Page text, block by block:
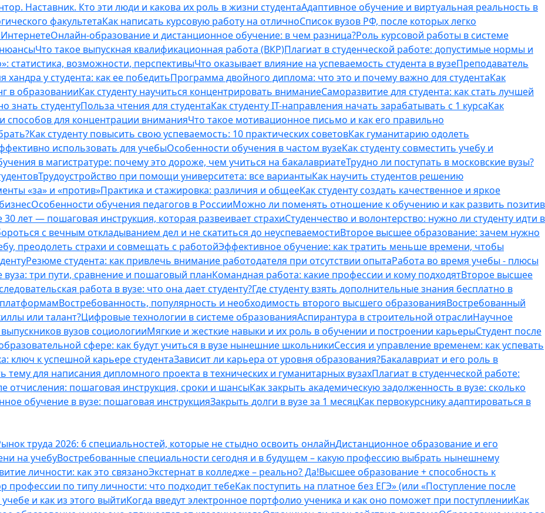
Наставник. Кто эти люди и какова их роль в жизни студентаАдаптивное обучение и виртуальная реальность в
факультетаКак написать курсовую работу на отличноСписок вузов РФ, после которых легко
Онлайн-образование и дистанционное обучение: в чем разница?Роль курсовой работы в системе
Что такое выпускная квалификационная работа (ВКР)Плагиат в студенческой работе: допустимые нормы и
статистика, возможности, перспективыЧто оказывает влияние на успеваемость студента в вузеПреподаватель
хандра у студента: как ее победитьПрограмма двойного диплома: что это и почему важно для студентаКак
в образованииКак студенту научиться концентрировать вниманиеСаморазвитие для студента: как стать лучшей
знать студентуПольза чтения для студентаКак студенту IT-направления начать зарабатывать с 1 курсаКак
способов для концентрации вниманияЧто такое мотивационное письмо и как его правильно
Как студенту повысить свою успеваемость: 10 практических советовКак гуманитарию одолеть
использовать для учебыОсобенности обучения в частом вузеКак студенту совместить учебу и
в магистратуре: почему это дороже, чем учиться на бакалавриатеТрудно ли поступать в московские вузы?
Трудоустройство при помощи университета: все вариантыКак научить студентов решению
«за» и «против»Практика и стажировка: различия и общееКак студенту создать качественное и яркое
Особенности обучения педагогов в РоссииМожно ли поменять отношение к обучению и как развить позитив
30 лет — пошаговая инструкция, которая развеивает страхиСтуденчество и волонтерство: нужно ли cтуденту идти в
с вечным откладыванием дел и не скатиться до неуспеваемостиВторое высшее образование: зачем нужно
преодолеть страхи и совмещать с работойЭффективное обучение: как тратить меньше времени, чтобы
Резюме студента: как привлечь внимание работодателя при отсутствии опытаРабота во время учебы - плюсы
три пути, сравнение и пошаговый планКомандная работа: какие профессии и кому подходятВторое высшее
работа в вузе: что она дает студенту?Где студенту взять дополнительные знания бесплатно в
Востребованность, популярность и необходимость второго высшего образованияВостребованный
или талант?Цифровые технологии в системе образованияАспирантура в строительной отраслиНаучное
вузов социологииМягкие и жесткие навыки и их роль в обучении и построении карьерыСтудент после
сфере: как будут учиться в вузе нынешние школьникиСессия и управление временем: как успевать
ключ к успешной карьере студентаЗависит ли карьера от уровня образования?Бакалавриат и его роль в
тему для написания дипломного проекта в технических и гуманитарных вузахПлагиат в студенческой работе:
отчисления: пошаговая инструкция, сроки и шансыКак закрыть академическую задолженность в вузе: сколько
обучение в вузе: пошаговая инструкцияЗакрыть долги в вузе за 1 месяцКак первокурснику адаптироваться в
труда 2026: 6 специальностей, которые не стыдно освоить онлайнДистанционное образование и его
на учебуВостребованные специальности сегодня и в будущем – какую профессию выбрать нынешнему
личности: как это связаноЭкстернат в колледже – реально? Да!Высшее образование + способность к
профессии по типу личности: что подходит тебеКак поступить на платное без ЕГЭ» (или «Поступление после
и как из этого выйтиКогда введут электронное портфолио ученика и как оно поможет при поступленииКак